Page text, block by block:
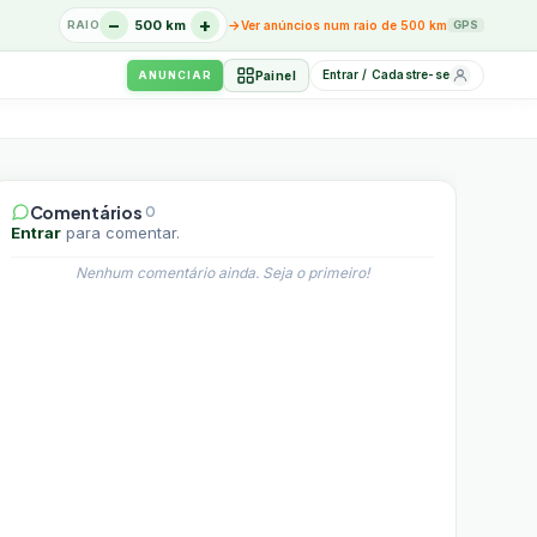
RAIO − 500 km + →Ver anúncios num raio de 500 km GPS
ANUNCIAR Painel Entrar / Cadastre-se
Comentários 0
Entrarpara comentar.
Nenhum comentário ainda. Seja o primeiro!